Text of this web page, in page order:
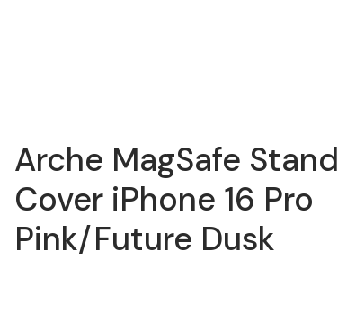
Arche MagSafe Stand
Cover iPhone 16 Pro
Pink/Future Dusk